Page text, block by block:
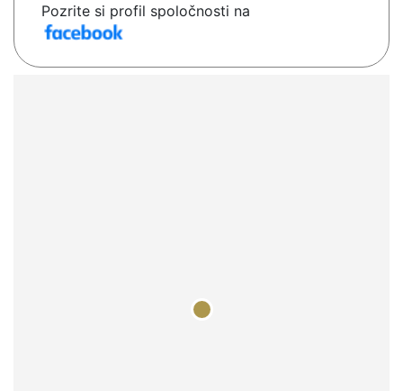
Pozrite si profil spoločnosti na